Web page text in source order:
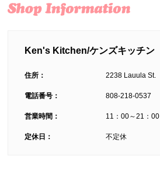
Ken's Kitchen/ケンズキッチン
住所： 2238 Lauula St.
電話番号： 808-218-0537
営業時間： 11：00～21：00
定休日： 不定休